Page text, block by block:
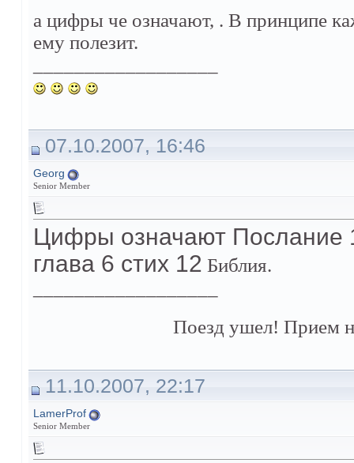
а цифры че означают, . В принципе
ему полезит.
07.10.2007, 16:46
Georg
Senior Member
Цифры означают Послание
глава 6 стих 12 Библия.
Поезд ушел! Прием
11.10.2007, 22:17
LamerProf
Senior Member